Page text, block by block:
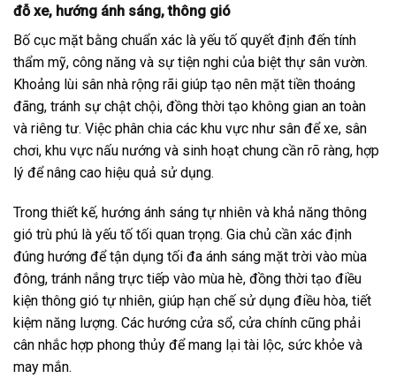
đỗ xe, hướng ánh sáng, thông gió
Bố cục mặt bằng chuẩn xác là yếu tố quyết định đến tính
thẩm mỹ, công năng và sự tiện nghi của biệt thự sân vườn.
Khoảng lùi sân nhà rộng rãi giúp tạo nên mặt tiền thoáng
đãng, tránh sự chật chội, đồng thời tạo không gian an toàn
và riêng tư. Việc phân chia các khu vực như sân để xe, sân
chơi, khu vực nấu nướng và sinh hoạt chung cần rõ ràng, hợp
lý để nâng cao hiệu quả sử dụng.
Trong thiết kế, hướng ánh sáng tự nhiên và khả năng thông
gió trù phú là yếu tố tối quan trọng. Gia chủ cần xác định
đúng hướng để tận dụng tối đa ánh sáng mặt trời vào mùa
đông, tránh nắng trực tiếp vào mùa hè, đồng thời tạo điều
kiện thông gió tự nhiên, giúp hạn chế sử dụng điều hòa, tiết
kiệm năng lượng. Các hướng cửa sổ, cửa chính cũng phải
cân nhắc hợp phong thủy để mang lại tài lộc, sức khỏe và
may mắn.